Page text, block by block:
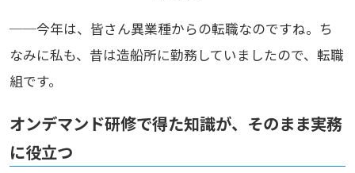
──今年は、皆さん異業種からの転職なのですね。ち
なみに私も、昔は造船所に勤務していましたので、転職
組です。
オンデマンド研修で得た知識が、そのまま実務
に役立つ